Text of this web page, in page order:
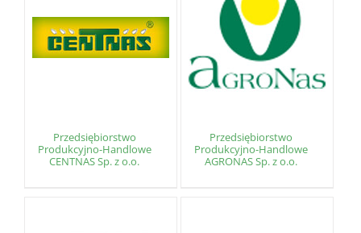
Przedsiębiorstwo
Produkcyjno-Handlowe
CENTNAS Sp. z o.o.
Przedsiębiorstwo
Produkcyjno-Handlowe
AGRONAS Sp. z o.o.